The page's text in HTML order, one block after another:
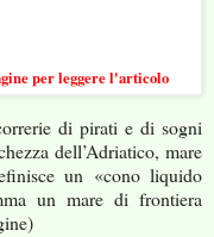
per leggere l'articolo
di pirati e di sogni
dell’Adriatico, mare
un «cono liquido
un mare di frontiera